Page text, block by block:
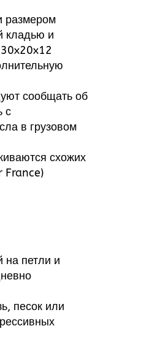
размером
кладью и
сообщать об
с
в грузовом
схожих
France)
на петли и
песок или